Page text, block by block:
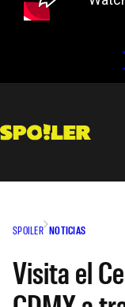
SPOILER NOTICIAS
Visita el